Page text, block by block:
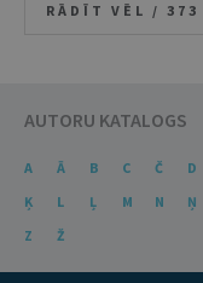
RĀDĪT VĒL / 373
AUTORU KATALOGS
A Ā B C Č D
Ķ
L Ļ M N Ņ
Z
Ž